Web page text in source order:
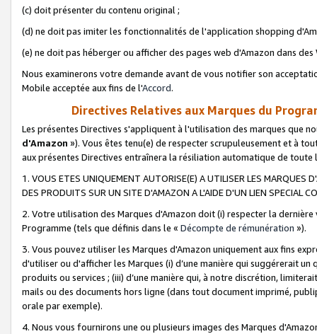
(c) doit présenter du contenu original ;
(d) ne doit pas imiter les fonctionnalités de l'application shopping
(e) ne doit pas héberger ou afficher des pages web d'Amazon dans
Nous examinerons votre demande avant de vous notifier son
Mobile acceptée aux fins de l'Accord.
Directives Relatives aux Marques du
Les présentes Directives s'appliquent à l'utilisation des marques que
d'Amazon »). Vous êtes tenu(e) de respecter scrupuleusement et à
aux présentes Directives entraînera la résiliation automatique de
1. VOUS ETES UNIQUEMENT AUTORISE(E) A UTILISER LES MARQUES
DES PRODUITS SUR UN SITE D'AMAZON A L'AIDE D'UN LIEN SPECIAL
2. Votre utilisation des Marques d'Amazon doit (i) respecter la
Programme (tels que définis dans le « Décompte de rémunération »).
3. Vous pouvez utiliser les Marques d'Amazon uniquement aux fins
d'utiliser ou d'afficher les Marques (i) d’une manière qui suggérerait
produits ou services ; (iii) d’une manière qui, à notre discrétion,
mails ou des documents hors ligne (dans tout document imprimé,
orale par exemple).
4. Nous vous fournirons une ou plusieurs images des Marques